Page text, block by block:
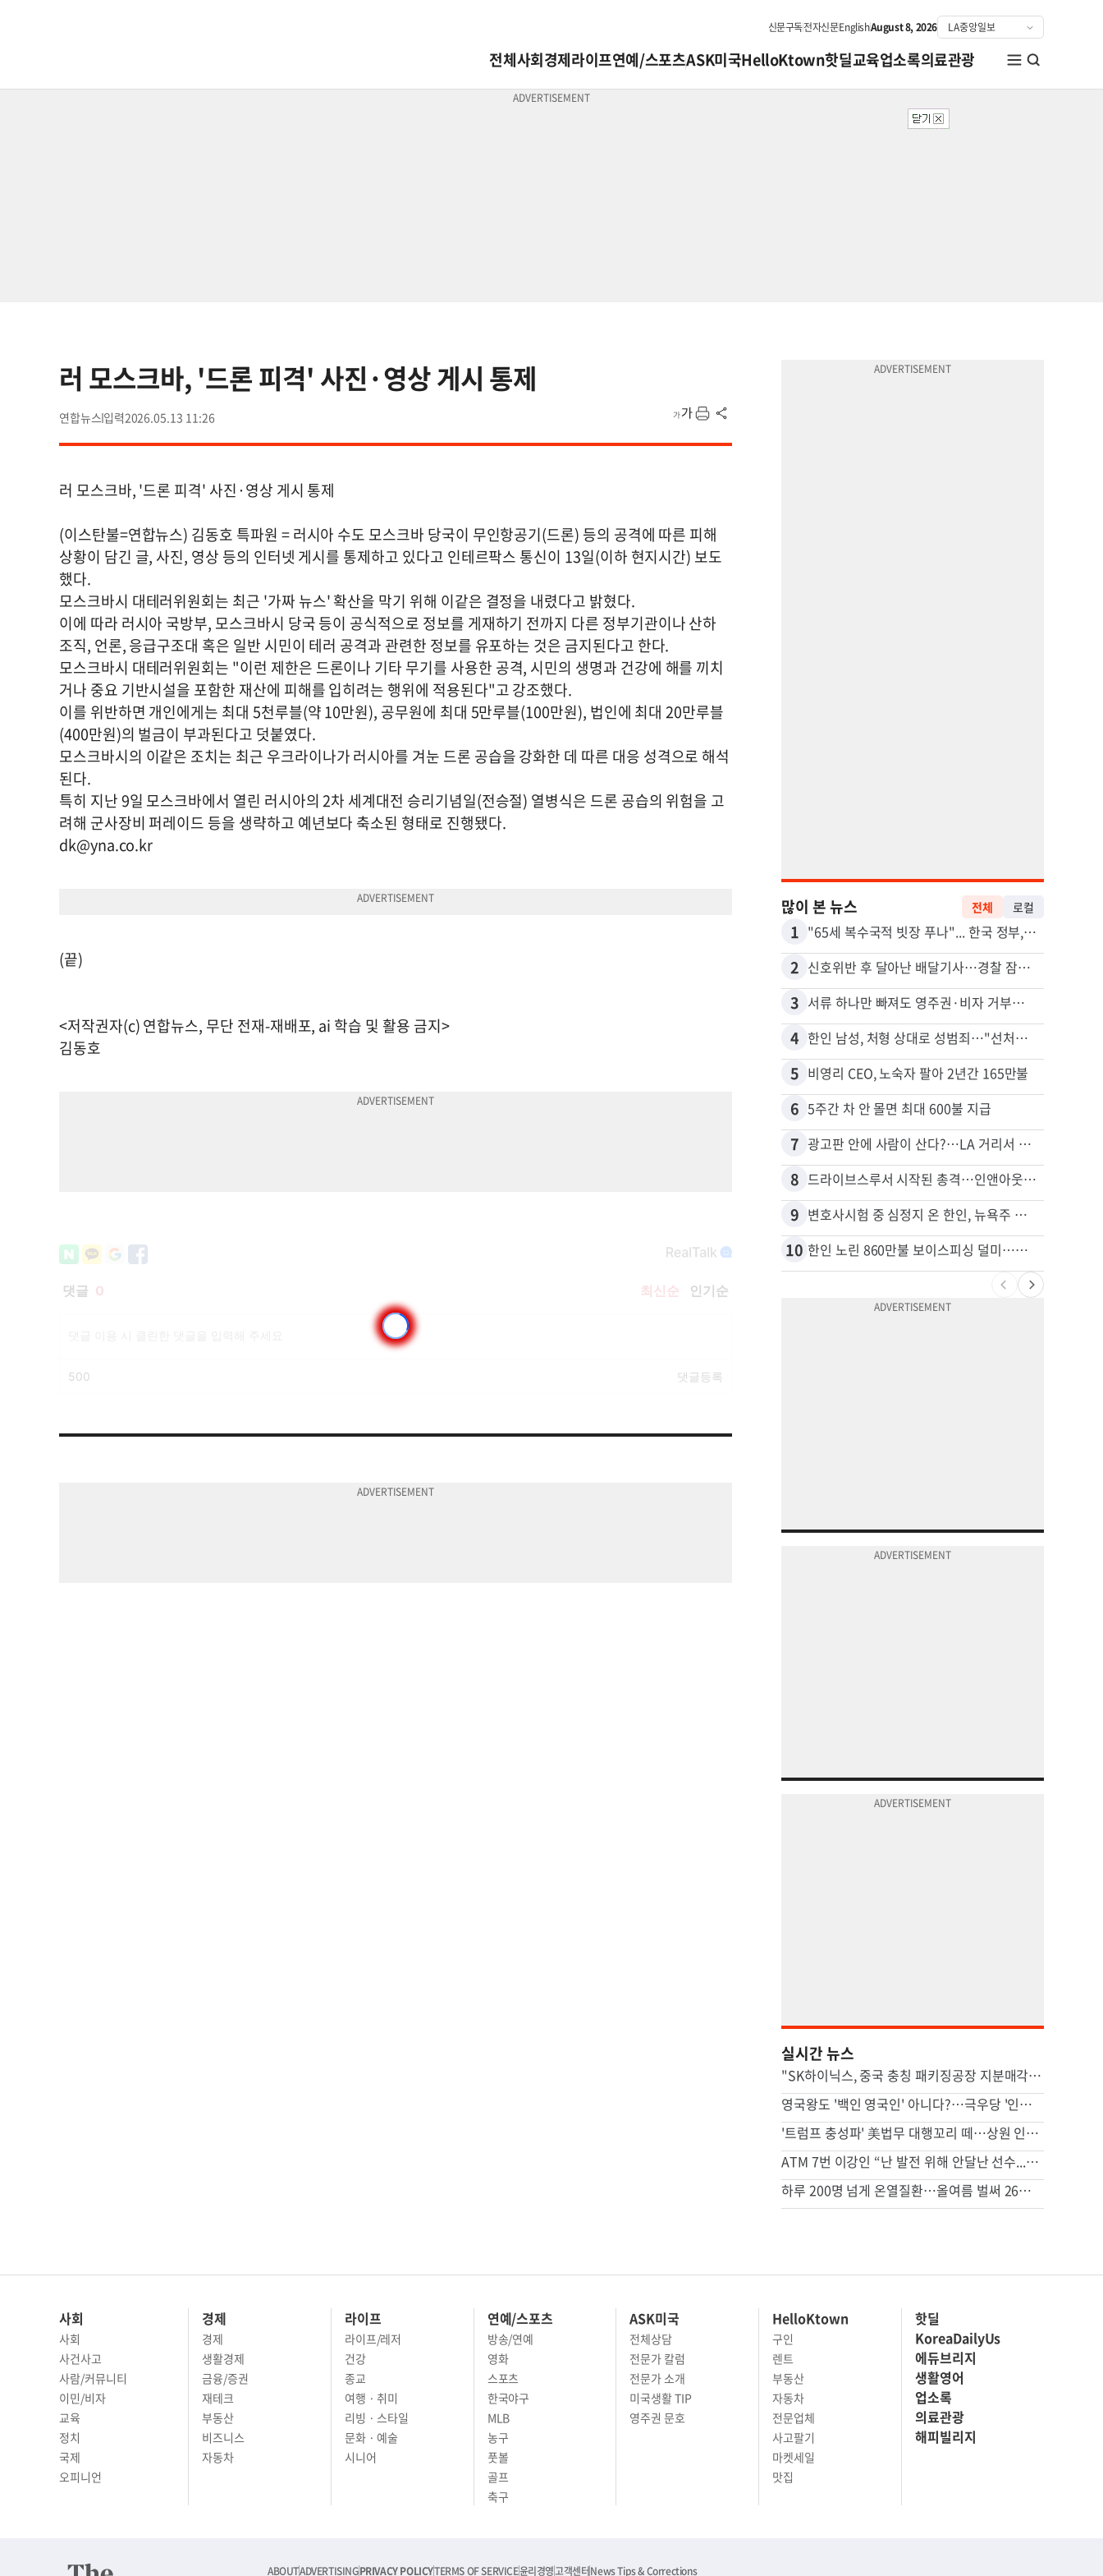
신문구독전자신문EnglishAugust 8, 2026
전체사회경제라이프연예/스포츠ASK미국HelloKtown핫딜교육업소록의료관광
러 모스크바, '드론 피격' 사진·영상 게시 통제
연합뉴스 2026.05.13 11:26
러 모스크바, '드론 피격' 사진·영상 게시 통제
(이스탄불=연합뉴스) 김동호 특파원 = 러시아 수도 모스크바 당국이 무인항공기(드론) 등의 공격에 따른 피해
상황이 담긴 글, 사진, 영상 등의 인터넷 게시를 통제하고 있다고 인테르팍스 통신이 13일(이하 현지시간) 보도
했다.
모스크바시 대테러위원회는 최근 '가짜 뉴스' 확산을 막기 위해 이같은 결정을 내렸다고 밝혔다.
이에 따라 러시아 국방부, 모스크바시 당국 등이 공식적으로 정보를 게재하기 전까지 다른 정부기관이나 산하
조직, 언론, 응급구조대 혹은 일반 시민이 테러 공격과 관련한 정보를 유포하는 것은 금지된다고 한다.
모스크바시 대테러위원회는 "이런 제한은 드론이나 기타 무기를 사용한 공격, 시민의 생명과 건강에 해를 끼치
거나 중요 기반시설을 포함한 재산에 피해를 입히려는 행위에 적용된다"고 강조했다.
이를 위반하면 개인에게는 최대 5천루블(약 10만원), 공무원에 최대 5만루블(100만원), 법인에 최대 20만루블
(400만원)의 벌금이 부과된다고 덧붙였다.
모스크바시의 이같은 조치는 최근 우크라이나가 러시아를 겨눈 드론 공습을 강화한 데 따른 대응 성격으로 해석
된다.
특히 지난 9일 모스크바에서 열린 러시아의 2차 세계대전 승리기념일(전승절) 열병식은 드론 공습의 위험을 고
려해 군사장비 퍼레이드 등을 생략하고 예년보다 축소된 형태로 진행됐다.
dk@yna.co.kr
(끝)
<저작권자(c) 연합뉴스, 무단 전재-재배포, ai 학습 및 활용 금지>
김동호
많이 본 뉴스 전체 로컬
1 "65세 복수국적 빗장 푸나"... 한국 정부, 연령 완화 전면 추진
2 신호위반 후 달아난 배달기사…경찰 잠복해 잡고보니 ‘반전’
3 서류 하나만 빠져도 영주권·비자 거부…심사관 재량권 대폭 확대
4 한인 남성, 처형 상대로 성범죄…"선처해줬더니 배신자 취급"
5 비영리 CEO, 노숙자 팔아 2년간 165만불
6 5주간 차 안 몰면 최대 600불 지급
7 광고판 안에 사람이 산다?…LA 거리서 화제
8 드라이브스루서 시작된 총격…인앤아웃 참사 영상 공개
9 변호사시험 중 심정지 온 한인, 뉴욕주 제소
10 한인 노린 860만불 보이스피싱 덜미…영사관·한국 검찰 사칭
실시간 뉴스
"SK하이닉스, 중국 충칭 패키징공장 지분매각 등 검토"
영국왕도 '백인 영국인' 아니다?…극우당 '인종분류' 논란
'트럼프 충성파' 美법무 대행꼬리 떼…상원 인준 가까스로 가결
ATM 7번 이강인 “난 발전 위해 안달난 선수...120% 보여줄 것”
하루 200명 넘게 온열질환…올여름 벌써 26명 숨졌다
사회
사회
사건사고
사람/커뮤니티
이민/비자
교육
정치
국제
오피니언
경제
경제
생활경제
금융/증권
재테크
부동산
비즈니스
자동차
라이프
라이프/레저
건강
종교
여행 · 취미
리빙 · 스타일
문화 · 예술
시니어
연예/스포츠
방송/연예
영화
스포츠
한국야구
MLB
농구
풋볼
골프
축구
ASK미국
전체상담
전문가 칼럼
전문가 소개
미국생활 TIP
영주권 문호
HelloKtown
구인
렌트
부동산
자동차
전문업체
사고팔기
마켓세일
맛집
핫딜
KoreaDailyUs
에듀브리지
생활영어
업소록
의료관광
해피빌리지
ABOUTADVERTISINGPRIVACY POLICYTERMS OF SERVICE윤리경영고객센터News Tips & Corrections